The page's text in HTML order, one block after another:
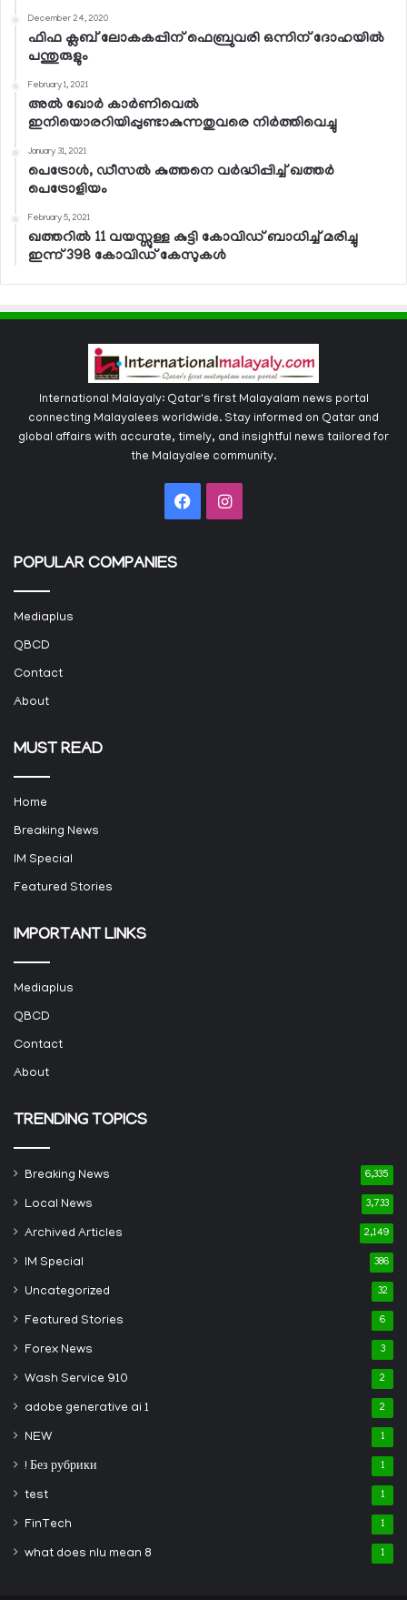
December 24, 2020
ഫിഫ ക്ലബ് ലോകകപ്പിന് ഫെബ്രുവരി ഒന്നിന് ദോഹയില്‍
പന്തുരുളും
February 1, 2021
അല്‍ ഖോര്‍ കാര്‍ണിവെല്‍
ഇനിയൊരറിയിപ്പുണ്ടാകുന്നതുവരെ നിര്‍ത്തിവെച്ചു
January 31, 2021
പെട്രോള്‍, ഡീസല്‍ കുത്തനെ വര്‍ദ്ധിപ്പിച്ച് ഖത്തര്‍
പെട്രോളിയം
February 5, 2021
ഖത്തറില്‍ 11 വയസ്സുള്ള കുട്ടി കോവിഡ് ബാധിച്ച് മരിച്ചു
ഇന്ന് 398 കോവിഡ് കേസുകള്‍
International Malayaly: Qatar's first Malayalam news portal
connecting Malayalees worldwide. Stay informed on Qatar and
global affairs with accurate, timely, and insightful news tailored for
the Malayalee community.
FacebookInstagram
POPULAR COMPANIES
Mediaplus
QBCD
Contact
About
MUST READ
Home
Breaking News
IM Special
Featured Stories
IMPORTANT LINKS
Mediaplus
QBCD
Contact
About
TRENDING TOPICS
Breaking News 6,335
Local News 3,733
Archived Articles 2,149
IM Special 386
Uncategorized 32
Featured Stories 6
Forex News 3
Wash Service 910 2
adobe generative ai 1 2
NEW 1
! Без рубрики 1
test 1
FinTech 1
what does nlu mean 8 1